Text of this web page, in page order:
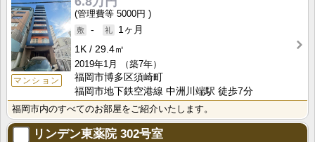
マンション
5000円
-
1ヶ月
1K
29.4㎡
2019年1月
（築7年）
福岡市博多区須崎町
福岡市地下鉄空港線 中洲川端駅 徒歩7分
福岡市内のすべてのお部屋をご紹介いたします。
リンデン東薬院302号室